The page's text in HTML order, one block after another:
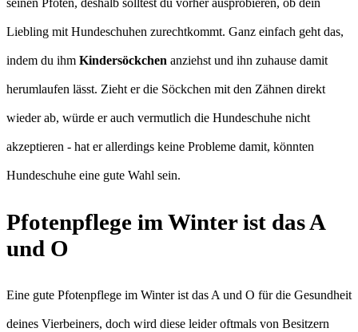
seinen Pfoten, deshalb solltest du vorher ausprobieren, ob dein
Liebling mit Hundeschuhen zurechtkommt. Ganz einfach geht das,
indem du ihm Kindersöckchen anziehst und ihn zuhause damit
herumlaufen lässt. Zieht er die Söckchen mit den Zähnen direkt
wieder ab, würde er auch vermutlich die Hundeschuhe nicht
akzeptieren - hat er allerdings keine Probleme damit, könnten
Hundeschuhe eine gute Wahl sein.
Pfotenpflege im Winter ist das A
und O
Eine gute Pfotenpflege im Winter ist das A und O für die Gesundheit
deines Vierbeiners, doch wird diese leider oftmals von Besitzern